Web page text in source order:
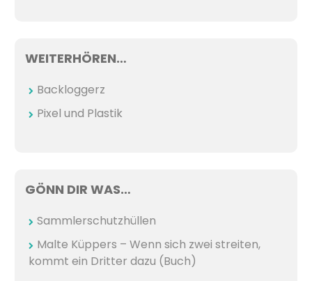
WEITERHÖREN…
Backloggerz
Pixel und Plastik
GÖNN DIR WAS…
Sammlerschutzhüllen
Malte Küppers – Wenn sich zwei streiten,
kommt ein Dritter dazu (Buch)